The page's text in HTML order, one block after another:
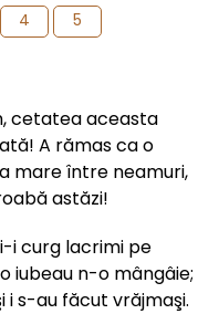
4 5
cetatea aceasta
A rămas ca o
mare între neamuri,
astăzi!
i curg lacrimi pe
iubeau n-o mângâie;
i s-au făcut vrăjmaşi.